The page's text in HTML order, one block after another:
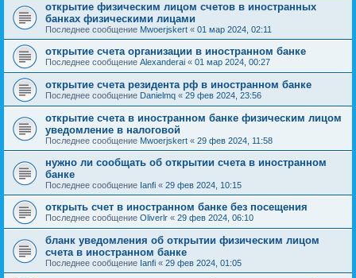
открытие физическим лицом счетов в иностранных
банках физическими лицами
Последнее сообщение Mwoerjskert « 01 мар 2024, 02:11
открытие счета организации в иностранном банке
Последнее сообщение Alexanderai « 01 мар 2024, 00:27
открытие счета резидента рф в иностранном банке
Последнее сообщение Danielmq « 29 фев 2024, 23:56
открытие счета в иностранном банке физическим лицом
уведомление в налоговой
Последнее сообщение Mwoerjskert « 29 фев 2024, 11:58
нужно ли сообщать об открытии счета в иностранном
банке
Последнее сообщение Ianfi « 29 фев 2024, 10:15
открыть счет в иностранном банке без посещения
Последнее сообщение Oliverlr « 29 фев 2024, 06:10
бланк уведомления об открытии физическим лицом
счета в иностранном банке
Последнее сообщение Ianfi « 29 фев 2024, 01:05